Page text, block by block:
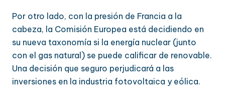
Por otro lado, con la presión de Francia a la
cabeza, la Comisión Europea está decidiendo en
su nueva taxonomía si la energía nuclear (junto
con el gas natural) se puede calificar de renovable.
Una decisión que seguro perjudicará a las
inversiones en la industria fotovoltaica y eólica.